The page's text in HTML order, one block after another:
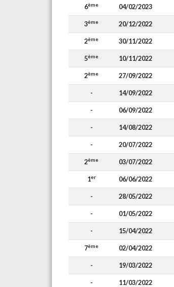
6ème 04/02/2023
3ème 20/12/2022
2ème 30/11/2022
5ème 10/11/2022
2ème 27/09/2022
- 14/09/2022
- 06/09/2022
- 14/08/2022
- 20/07/2022
2ème 03/07/2022
1er 06/06/2022
- 28/05/2022
- 01/05/2022
- 15/04/2022
7ème 02/04/2022
- 19/03/2022
- 11/03/2022